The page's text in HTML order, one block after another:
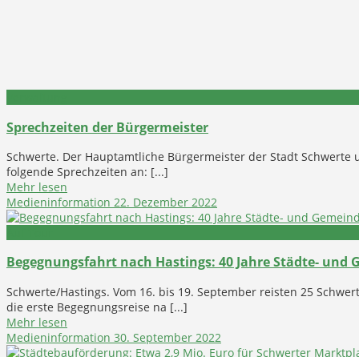
Sprechzeiten der Bürgermeister
Schwerte. Der Hauptamtliche Bürgermeister der Stadt
folgende Sprechzeiten an: [...]
Mehr lesen
Medieninformation 22. Dezember 2022
Begegnungsfahrt nach Hastings: 40 Jahre Städte-
Schwerte/Hastings. Vom 16. bis 19. September reisten 25
die erste Begegnungsreise na [...]
Mehr lesen
Medieninformation 30. September 2022